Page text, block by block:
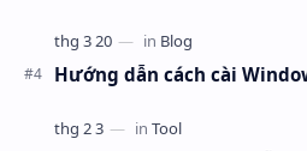
Hướng dẫn cách cài